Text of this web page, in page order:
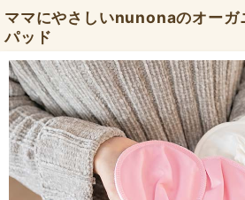
ママにやさしいnunonaのオーガ
パッド